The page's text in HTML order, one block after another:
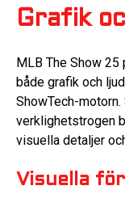
Grafik
MLB The Show
både grafik och
ShowTech-
verklighetstrogen
visuella detaljer
Visuella